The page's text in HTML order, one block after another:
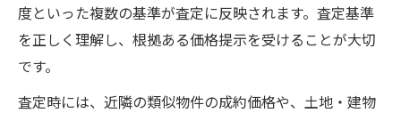
度といった複数の基準が査定に反映されます。査定基準
を正しく理解し、根拠ある価格提示を受けることが大切
です。
査定時には、近隣の類似物件の成約価格や、土地・建物